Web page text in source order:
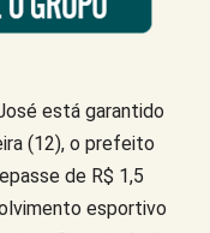
está garantido
(12), o prefeito
de R$ 1,5
esportivo